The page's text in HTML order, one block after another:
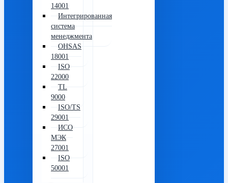
14001
Интегрированная
система
менеджмента
OHSAS
18001
ISO
22000
TL
9000
ISO/TS
29001
ИСО
МЭК
27001
ISO
50001